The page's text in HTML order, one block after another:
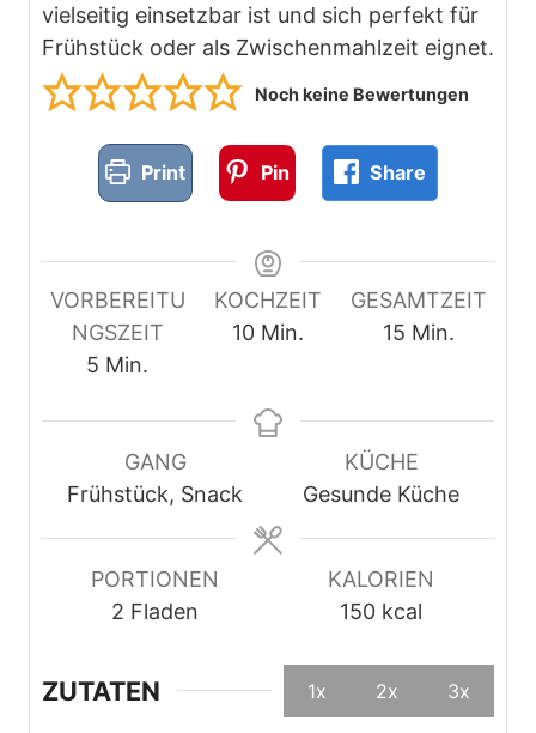
vielseitig einsetzbar ist und sich perfekt für
Frühstück oder als Zwischenmahlzeit eignet.
Noch keine Bewertungen
Print Pin Share
VORBEREITU
NGSZEIT
5 M
n
t
Min.
KOCHZEIT
10M
u
n
Min.
GESAMTZEIT
15 M
u
t
e
Min.
GANG
Frühstück, Snack
KÜCHE
Gesunde Küche
PORTIONEN
2 Fladen
KALORIEN
150 kcal
ZUTATEN 1x 2x 3x